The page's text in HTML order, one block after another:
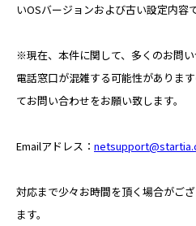
いOSバージョンおよび古い設定内容
※現在、本件に関して、多くのお問い
電話窓口が混雑する可能性がありま
てお問い合わせをお願い致します。
Emailアドレス：
対応まで少々お時間を頂く場合がご
ます。